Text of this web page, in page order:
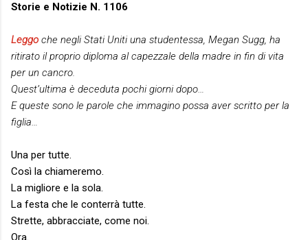
Storie e Notizie N. 1106
Leggo che negli Stati Uniti una studentessa, Megan Sugg, ha
ritirato il proprio diploma al capezzale della madre in fin di vita
per un cancro.
Quest’ultima è deceduta pochi giorni dopo…
E queste sono le parole che immagino possa aver scritto per la
figlia…
Una per tutte.
Così la chiameremo.
La migliore e la sola.
La festa che le conterrà tutte.
Strette, abbracciate, come noi.